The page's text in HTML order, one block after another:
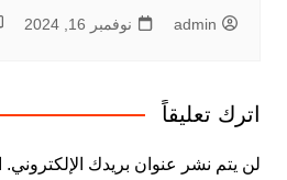
admin نوفمبر 16, 2024
اترك تعليقاً
لن يتم نشر عنوان بريدك الإلكتروني.